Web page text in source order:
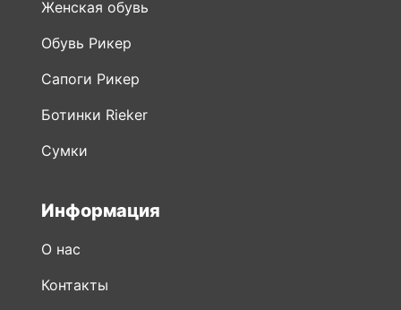
Женская обувь
Обувь Рикер
Сапоги Рикер
Ботинки Rieker
Сумки
Информация
О нас
Контакты